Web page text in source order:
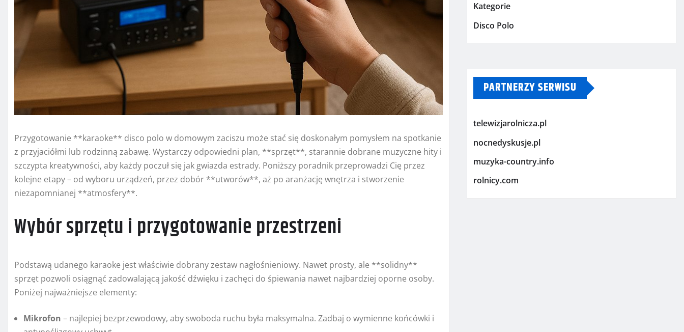
Przygotowanie **karaoke** disco polo w domowym zaciszu może stać się doskonałym pomysłem na spotkanie
z przyjaciółmi lub rodzinną zabawę. Wystarczy odpowiedni plan, **sprzęt**, starannie dobrane muzyczne hity i
szczypta kreatywności, aby każdy poczuł się jak gwiazda estrady. Poniższy poradnik przeprowadzi Cię przez
kolejne etapy – od wyboru urządzeń, przez dobór **utworów**, aż po aranżację wnętrza i stworzenie
niezapomnianej **atmosfery**.
Wybór sprzętu i przygotowanie przestrzeni
Podstawą udanego karaoke jest właściwie dobrany zestaw nagłośnieniowy. Nawet prosty, ale **solidny**
sprzęt pozwoli osiągnąć zadowalającą jakość dźwięku i zachęci do śpiewania nawet najbardziej oporne osoby.
Poniżej najważniejsze elementy:
Mikrofon – najlepiej bezprzewodowy, aby swoboda ruchu była maksymalna. Zadbaj o wymienne końcówki i
Kategorie
Disco Polo
PARTNERZY SERWISU
telewizjarolnicza.pl
nocnedyskusje.pl
muzyka-country.info
rolnicy.com